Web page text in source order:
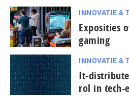
INNOVATIE &
Exposities
gaming
INNOVATIE &
It-
rol in tech-